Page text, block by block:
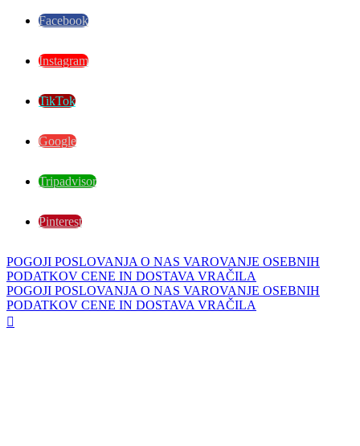
Facebook
Instagram
TikTok
Google
Tripadvisor
Pinterest
POGOJI POSLOVANJA O NAS VAROVANJE OSEBNIH
PODATKOV CENE IN DOSTAVA VRAČILA
POGOJI POSLOVANJA O NAS VAROVANJE OSEBNIH
PODATKOV CENE IN DOSTAVA VRAČILA
